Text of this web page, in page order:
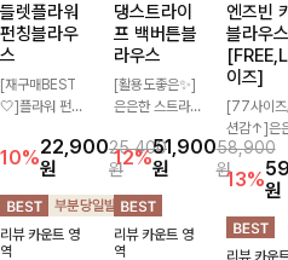
들렛플라워
펀칭블라우
스
[재구매BEST
🤍]플라워 펀칭
사랑스러워 자꾸
만 손이 가는 아
이템 ! 어깨 퍼프
디자인이 귀여운
무드를 주는 블
10%22,900
원
25,400
원
리뷰 카운트 영
역
댕스트라이
프 백버튼블
라우스
[활용도좋은✨]
은은한 스트라이
져 심플한 코디
에도 세련된 포
인트를 더해드리
며 깔끔한 스트
라이프 디테일로
12%51,900
원
58,900
원
리뷰 카운트 영
역
엔즈빈
블라우스
이즈]
[77사이
션감↑]은
버튼과 세일
카라 디테
더해져 단
서도 여성스
무드가 느껴
13%원